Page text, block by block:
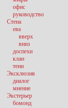
офис
руководство
Стена
ева
вверх
вниз
доспехи
клан
тени
Эксклюзив
диалог
мнение
Экстерьер
бомонд